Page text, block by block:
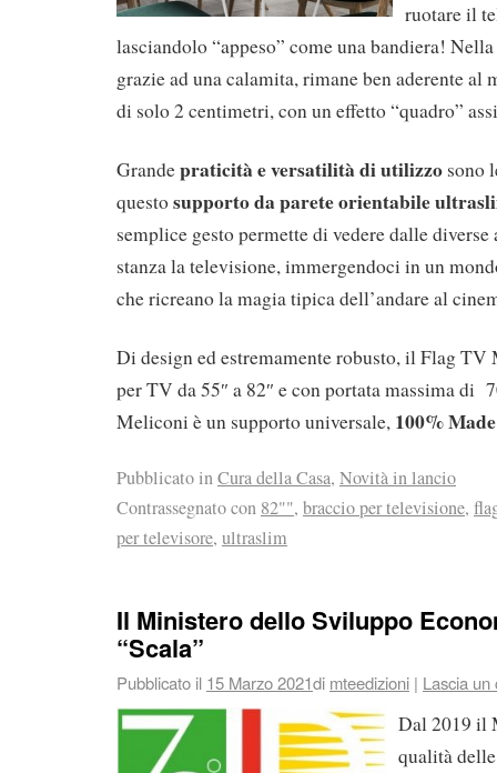
ruotare il
lasciandolo “appeso” come una bandiera!
grazie ad una calamita, rimane ben aderente al
di solo 2 centimetri, con un effetto “quadro”
Grandepraticità e versatilità di utilizzo sono
questosupporto da parete orientabile
semplice gesto permette di vedere dalle
stanza la televisione, immergendoci in un
che ricreano la magia tipica dell’andare al
Di design ed estremamente robusto, il Flag
per TV da 55″ a 82″ e con portata massima di
Meliconi è un supporto universale, 100%
Pubblicato inCura della Casa, Novità in lancio
Contrassegnato con 82"", braccio per televisione,
per televisore, ultraslim
Il Ministero dello Sviluppo
“Scala”
Pubblicato il 15 Marzo 2021di mteedizioni | Lascia un
Dal 2019 il
qualità